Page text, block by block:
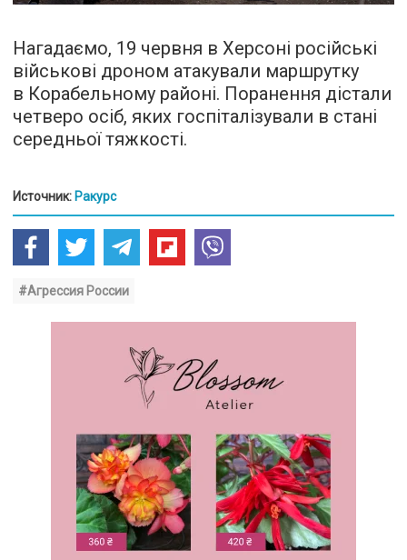
Нагадаємо, 19 червня в Херсоні російські
військові дроном атакували маршрутку
в Корабельному районі. Поранення дістали
четверо осіб, яких госпіталізували в стані
середньої тяжкості.
Источник: Ракурс
#Агрессия России